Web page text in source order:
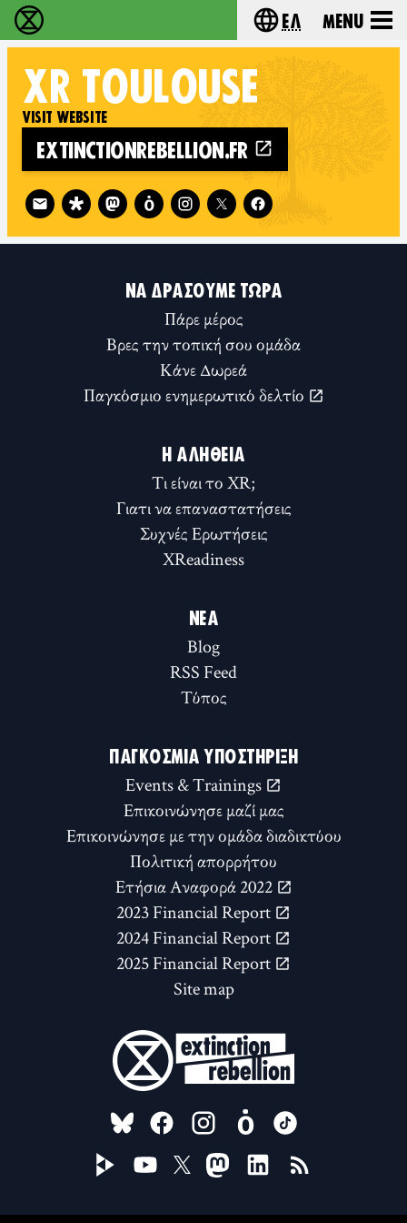
Extinction Rebellion - Home Choose your
Ελ Menu
XR TOULOUSE
VISIT WEBSITE
EXTINCTIONREBELLION.FR
Follow XR Toulouse on
ΝΑ ΔΡΆΣΟΥΜΕ ΤΏΡΑ
Πάρε μέρος
Βρες την τοπική σου ομάδα
Κάνε Δωρεά
Παγκόσμιο ενημερωτικό δελτίο
Η ΑΛΉΘΕΙΑ
Τι είναι το XR;
Γιατι να επαναστατήσεις
Συχνές Ερωτήσεις
XReadiness
ΝΈΑ
Blog
RSS Feed
Τύπος
ΠΑΓΚΌΣΜΙΑ ΥΠΟΣΤΉΡΙΞΗ
Events & Trainings
Επικοινώνησε μαζί μας
Επικοινώνησε με την ομάδα διαδικτύου
Πολιτική απορρήτου
Ετήσια Αναφορά 2022
2023 Financial Report
2024 Financial Report
2025 Financial Report
Site map
FOLLOW US ON